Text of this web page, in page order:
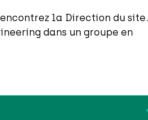
la Direction du site.
dans un groupe en